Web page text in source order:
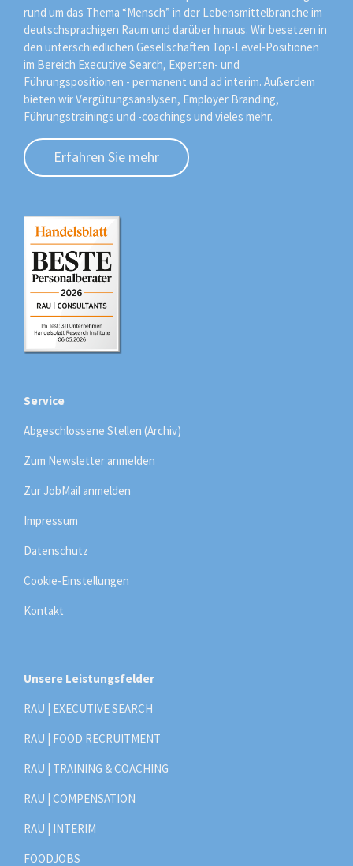
rund um das Thema “Mensch” in der Lebensmittelbranche im
deutschsprachigen Raum und darüber hinaus. Wir besetzen in
den unterschiedlichen Gesellschaften Top-Level-Positionen
im Bereich Executive Search, Experten- und
Führungspositionen - permanent und ad interim. Außerdem
bieten wir Vergütungsanalysen, Employer Branding,
Führungstrainings und -coachings und vieles mehr.
Erfahren Sie mehr
Service
Abgeschlossene Stellen (Archiv)
Zum Newsletter anmelden
Zur JobMail anmelden
Impressum
Datenschutz
Cookie-Einstellungen
Kontakt
Unsere Leistungsfelder
RAU | EXECUTIVE SEARCH
RAU | FOOD RECRUITMENT
RAU | TRAINING & COACHING
RAU | COMPENSATION
RAU | INTERIM
FOODJOBS